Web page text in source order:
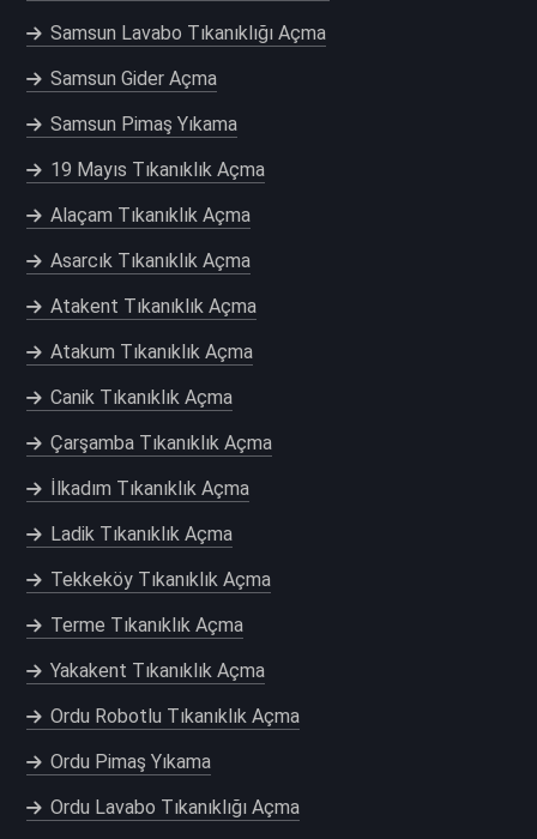
Samsun Lavabo Tıkanıklığı Açma
Samsun Gider Açma
Samsun Pimaş Yıkama
19 Mayıs Tıkanıklık Açma
Alaçam Tıkanıklık Açma
Asarcık Tıkanıklık Açma
Atakent Tıkanıklık Açma
Atakum Tıkanıklık Açma
Canik Tıkanıklık Açma
Çarşamba Tıkanıklık Açma
İlkadım Tıkanıklık Açma
Ladik Tıkanıklık Açma
Tekkeköy Tıkanıklık Açma
Terme Tıkanıklık Açma
Yakakent Tıkanıklık Açma
Ordu Robotlu Tıkanıklık Açma
Ordu Pimaş Yıkama
Ordu Lavabo Tıkanıklığı Açma